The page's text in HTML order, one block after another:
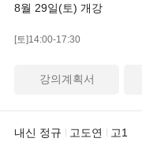
8월 29일(토) 개강
[토]14:00-17:30
강의계획서
내신 정규 고도연 고1